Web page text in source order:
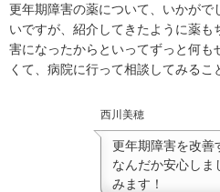
更年期障害の薬について、いかが
いですが、紹介してきたように薬
害になったからといってずっと何も
くて、病院に行って相談してみるこ
西川美穂
更年期障害を改善
なんだか安心しま
みます！